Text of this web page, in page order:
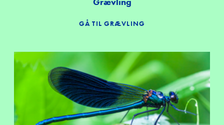
GÅ TIL GRÆVLING